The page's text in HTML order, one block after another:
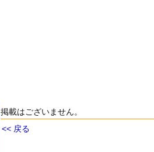
掲載はございません。
<< 戻る